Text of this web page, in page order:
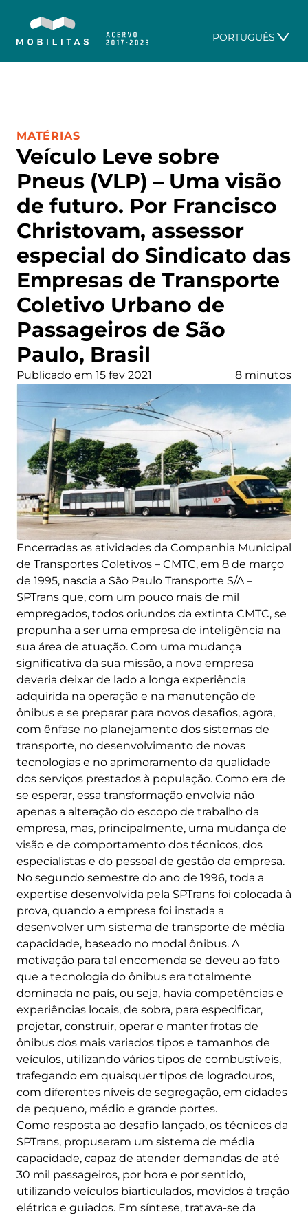
PORTUGUÊS
Veículo Leve sobre
Pneus (VLP) – Uma visão
de futuro. Por Francisco
Christovam, assessor
especial do Sindicato das
Empresas de Transporte
Coletivo Urbano de
Passageiros de São
Paulo, Brasil
CATEGORIA:
MATÉRIAS
Publicado em 15 fev 2021 8 minutos
Encerradas as atividades da Companhia Municipal
de Transportes Coletivos – CMTC, em 8 de março
de 1995, nascia a São Paulo Transporte S/A –
SPTrans que, com um pouco mais de mil
empregados, todos oriundos da extinta CMTC, se
propunha a ser uma empresa de inteligência na
sua área de atuação. Com uma mudança
significativa da sua missão, a nova empresa
deveria deixar de lado a longa experiência
adquirida na operação e na manutenção de
ônibus e se preparar para novos desafios, agora,
com ênfase no planejamento dos sistemas de
transporte, no desenvolvimento de novas
tecnologias e no aprimoramento da qualidade
dos serviços prestados à população. Como era de
se esperar, essa transformação envolvia não
apenas a alteração do escopo de trabalho da
empresa, mas, principalmente, uma mudança de
visão e de comportamento dos técnicos, dos
especialistas e do pessoal de gestão da empresa.
No segundo semestre do ano de 1996, toda a
expertise desenvolvida pela SPTrans foi colocada à
prova, quando a empresa foi instada a
desenvolver um sistema de transporte de média
capacidade, baseado no modal ônibus. A
motivação para tal encomenda se deveu ao fato
que a tecnologia do ônibus era totalmente
dominada no país, ou seja, havia competências e
experiências locais, de sobra, para especificar,
projetar, construir, operar e manter frotas de
ônibus dos mais variados tipos e tamanhos de
veículos, utilizando vários tipos de combustíveis,
trafegando em quaisquer tipos de logradouros,
com diferentes níveis de segregação, em cidades
de pequeno, médio e grande portes.
Como resposta ao desafio lançado, os técnicos da
SPTrans, propuseram um sistema de média
capacidade, capaz de atender demandas de até
30 mil passageiros, por hora e por sentido,
utilizando veículos biarticulados, movidos à tração
elétrica e guiados. Em síntese, tratava-se da